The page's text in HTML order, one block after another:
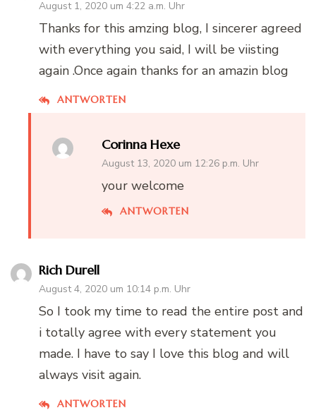
August 1, 2020 um 4:22 a.m. Uhr
ANTWORTEN
Thanks for this amzing blog, I sincerer agreed
with everything you said, I will be viisting
again .Once again thanks for an amazin blog
Corinna Hexe
August 13, 2020 um 12:26 p.m. Uhr
ANTWORTEN
your welcome
Rich Durell
August 4, 2020 um 10:14 p.m. Uhr
ANTWORTEN
So I took my time to read the entire post and
i totally agree with every statement you
made. I have to say I love this blog and will
always visit again.